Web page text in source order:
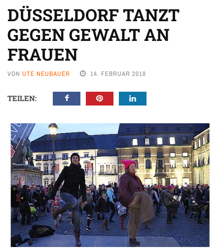
DÜSSELDORF TANZT
GEGEN GEWALT AN
FRAUEN
VON UTE NEUBAUER 14. FEBRUAR 2018
TEILEN: